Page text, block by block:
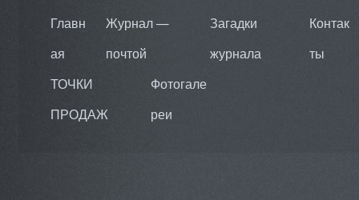
Главн
ая
Журнал —
почтой
Загадки
журнала
Контак
ты
ТОЧКИ
ПРОДАЖ
Фотогале
реи